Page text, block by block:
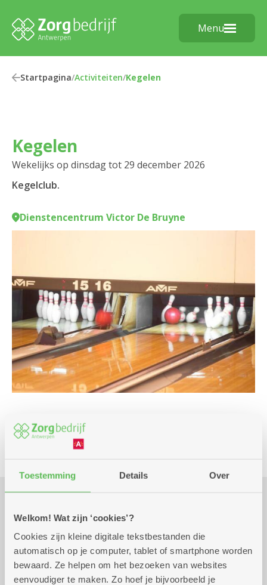
Toestemming Details Over
Welkom! Wat zijn ‘cookies’?
Cookies zijn kleine digitale tekstbestanden die
automatisch op je computer, tablet of smartphone worden
bewaard. Ze helpen om het bezoeken van websites
eenvoudiger te maken. Zo hoef je bijvoorbeeld je
Menu
Startpagina/Activiteiten/Kegelen
Kegelen
Wekelijks op dinsdag tot 29 december 2026
Kegelclub.
Dienstencentrum Victor De Bruyne
Club
Praktisch
Wekelijks op dinsdag tot 29
december 2026
13.30 uur tot
16.30 uur